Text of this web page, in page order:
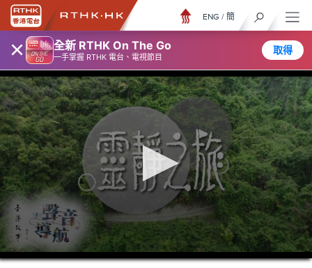
× 全新 RTHK On The Go
一手掌握 RTHK 電台、電視節目
取得
ENG / 簡
0
seconds